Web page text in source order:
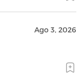
Ago 3, 2026